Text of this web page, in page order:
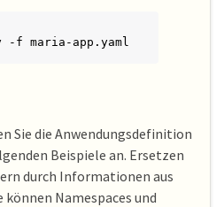
-f maria-app.yaml
Sie die Anwendungsdefinition
Beispiele an. Ersetzen
durch Informationen aus
können Namespaces und